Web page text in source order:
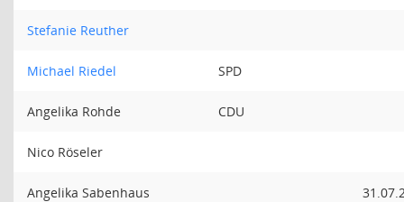
Stefanie Reuther
Michael Riedel SPD
Angelika Rohde CDU
Nico Röseler
Angelika Sabenhaus